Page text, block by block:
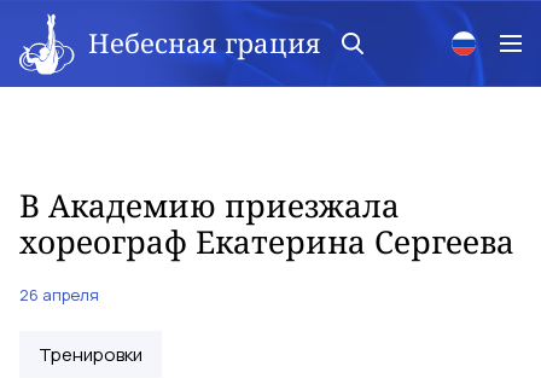
Небесная грация
В Академию приезжала
хореограф Екатерина Сергеева
26 апреля
Тренировки